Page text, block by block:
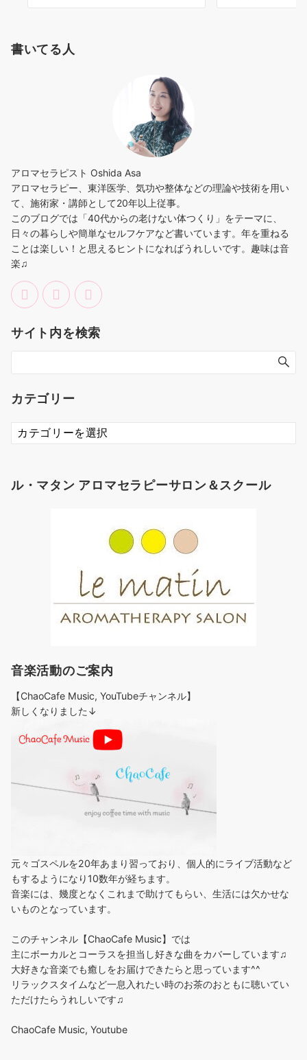
書いてる人
アロマセラピスト Oshida Asa
アロマセラピー、東洋医学、気功や整体などの理論や技術を用い
て、施術家・講師として20年以上従事。
このブログでは「40代からの老けない体つくり」をテーマに、
日々の暮らしや簡単なセルフケアなど書いています。年を重ねる
ことは楽しい！と思えるヒントになればうれしいです。趣味は音
楽♫
サイト内を検索
カテゴリー
カ
テ
ー
ル・マタン アロマセラピーサロン＆スクール
音楽活動のご案内
【ChaoCafe Music, YouTubeチャンネル】
新しくなりました↓
元々ゴスペルを20年あまり習っており、個人的にライブ活動など
もするようになり10数年が経ちます。
音楽には、幾度となくこれまで助けてもらい、生活には欠かせな
いものとなっています。
このチャンネル【ChaoCafe Music】では
主にボーカルとコーラスを担当し好きな曲をカバーしています♫
大好きな音楽でも癒しをお届けできたらと思っています^^
リラックスタイムなど一息入れたい時のお茶のおともに聴いてい
ただけたらうれしいです♫
ChaoCafe Music, Youtube